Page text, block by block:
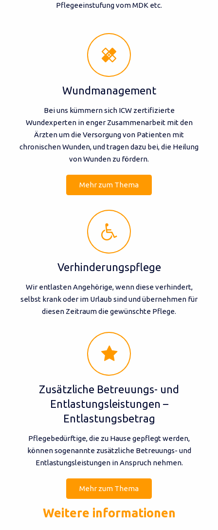
Pflegeeinstufung vom MDK etc.
healing
Wundmanagement
Bei uns kümmern sich ICW zertifizierte
Wundexperten in enger Zusammenarbeit mit den
Ärzten um die Versorgung von Patienten mit
chronischen Wunden, und tragen dazu bei, die Heilung
von Wunden zu fördern.
Mehr zum Thema
Verhinderungspflege
Wir entlasten Angehörige, wenn diese verhindert,
selbst krank oder im Urlaub sind und übernehmen für
diesen Zeitraum die gewünschte Pflege.
Zusätzliche Betreuungs- und
Entlastungsleistungen –
Entlastungsbetrag
Pflegebedürftige, die zu Hause gepflegt werden,
können sogenannte zusätzliche Betreuungs- und
Entlastungsleistungen in Anspruch nehmen.
Mehr zum Thema
Weitere informationen